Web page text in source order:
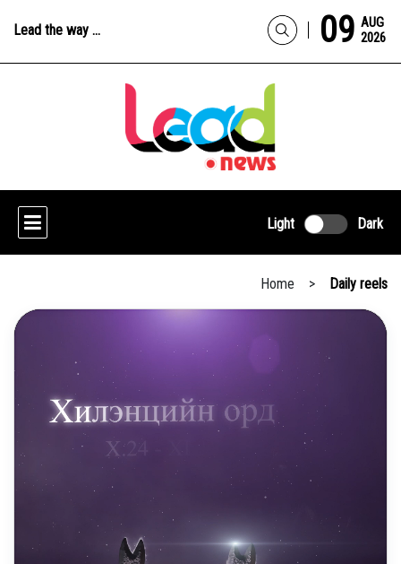
Lead the way ... 09 2026
AUG
Light Dark
Home > Daily reels